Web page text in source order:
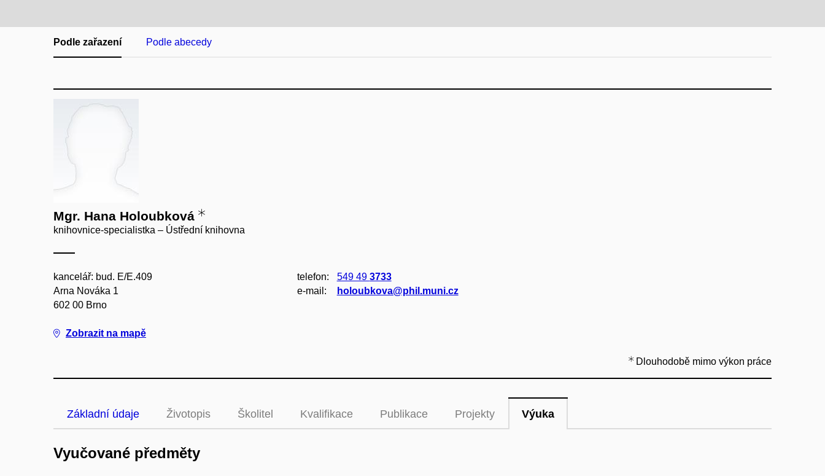
Podle zařazení Podle abecedy
Mgr. Hana Holoubková
knihovnice-specialistka – Ústřední knihovna
kancelář: bud. E/E.409
Arna Nováka 1
602 00 Brno
Zobrazit na mapě
telefon: 549 49 3733
e‑mail:
holoubkova@phil.muni.cz
Dlouhodobě mimo výkon práce
Základní údaje Životopis Školitel Kvalifikace Publikace Projekty Výuka
Vyučované předměty